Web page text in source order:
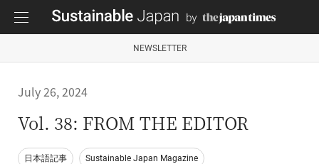
NEWSLETTER
July 26, 2024
Vol. 38: FROM THE EDITOR
日本語記事 Sustainable Japan Magazine